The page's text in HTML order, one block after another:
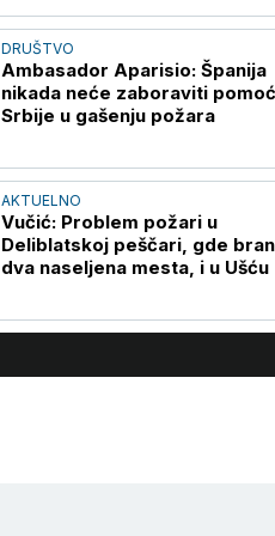
DRUŠTVO
Ambasador Aparisio: Španija
nikada neće zaboraviti pomoć
Srbije u gašenju požara
AKTUELNO
Vučić: Problem požari u
Deliblatskoj peščari, gde
dva naseljena mesta, i u Ušću